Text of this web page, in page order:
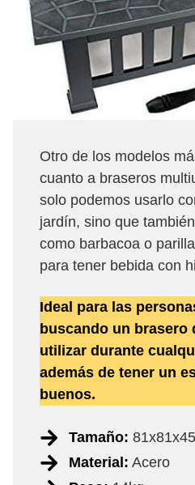
Otro de los modelos
cuanto a braseros
solo podemos usarlo
jardín, sino que
como barbacoa o
para tener bebida con
Ideal para las
buscando un brasero
utilizar durante
además de tener un
buenos.
Tamaño:
Material: Acero